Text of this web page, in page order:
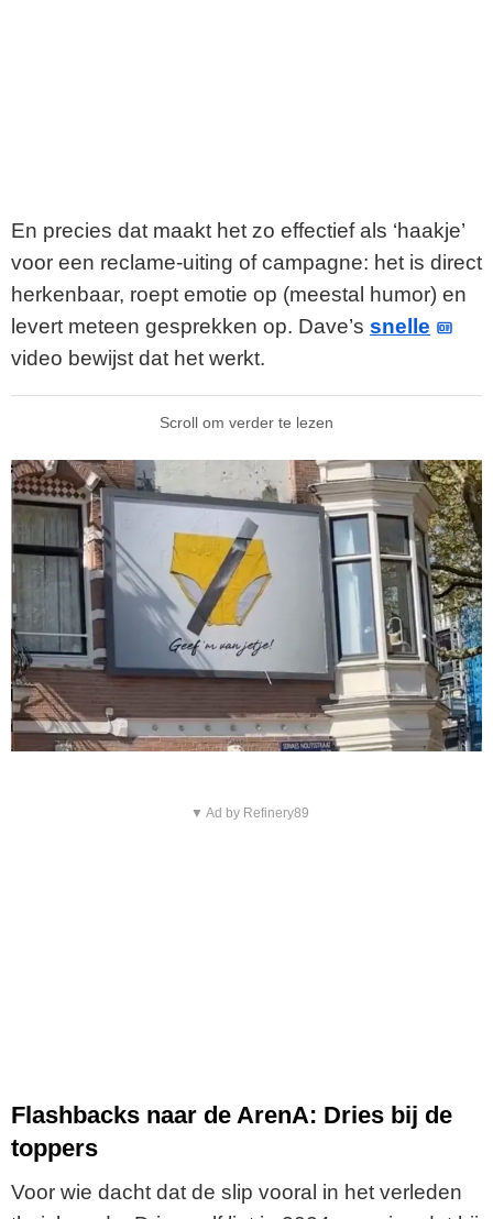
En precies dat maakt het zo effectief als ‘haakje’
voor een reclame-uiting of campagne: het is direct
herkenbaar, roept emotie op (meestal humor) en
levert meteen gesprekken op. Dave’s snelle
video bewijst dat het werkt.
Scroll om verder te lezen
▼ Ad by Refinery89
Flashbacks naar de ArenA: Dries bij de
toppers
Voor wie dacht dat de slip vooral in het verleden